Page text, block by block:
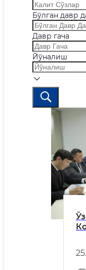
Бўлган давр
Давр гача
Йўналиш